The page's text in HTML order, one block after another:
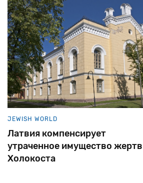
JEWISH WORLD
Латвия компенсирует
утраченное имущество жертв
Холокоста